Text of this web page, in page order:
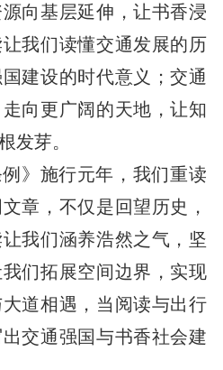
向基层延伸，让书香浸
我们读懂交通发展的历
建设的时代意义；交通
向更广阔的天地，让知
发芽。
》施行元年，我们重读
章，不仅是回望历史，
我们涵养浩然之气，坚
们拓展空间边界，实现
道相遇，当阅读与出行
交通强国与书香社会建